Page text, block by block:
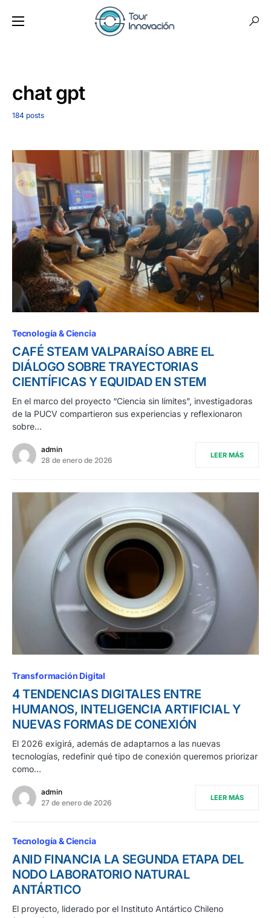
chat gpt
184 posts
Tecnología & Ciencia
CAFÉ STEAM VALPARAÍSO ABRE EL
DIÁLOGO SOBRE TRAYECTORIAS
CIENTÍFICAS Y EQUIDAD EN STEM
En el marco del proyecto “Ciencia sin límites”, investigadoras
de la PUCV compartieron sus experiencias y reflexionaron
sobre…
admin
28 de enero de 2026
LEER MÁS
Transformación Digital
4 TENDENCIAS DIGITALES ENTRE
HUMANOS, INTELIGENCIA ARTIFICIAL Y
NUEVAS FORMAS DE CONEXIÓN
El 2026 exigirá, además de adaptarnos a las nuevas
tecnologías, redefinir qué tipo de conexión queremos priorizar
como…
admin
27 de enero de 2026
LEER MÁS
Tecnología & Ciencia
ANID FINANCIA LA SEGUNDA ETAPA DEL
NODO LABORATORIO NATURAL
ANTÁRTICO
El proyecto, liderado por el Instituto Antártico Chileno